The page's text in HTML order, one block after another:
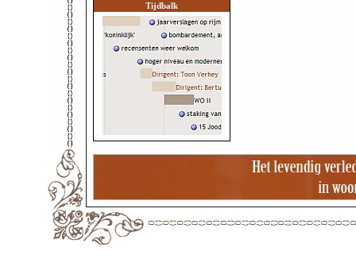
Tijdbalk